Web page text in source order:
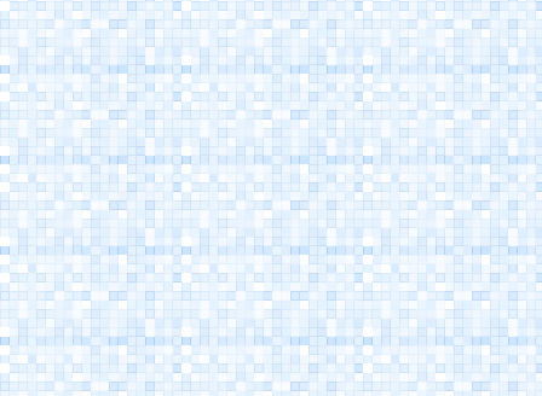
EuroCamp Cesenatico
Spazio Pantani -
Museo Marco Pantani
Cesenatico